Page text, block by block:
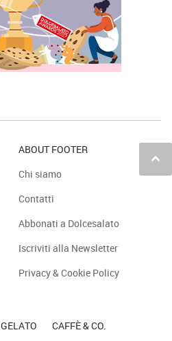
keyboard_arrow_up
ABOUT FOOTER
Chi siamo
Contatti
Abbonati a Dolcesalato
Iscriviti alla Newsletter
Privacy & Cookie Policy
GELATO CAFFÈ & CO.